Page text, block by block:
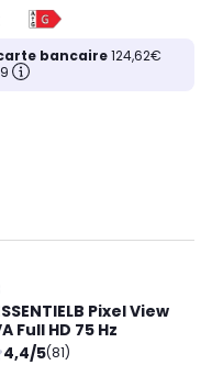
bancaire124,62€
Pixel View
Full HD 75 Hz
4,4/5(81)